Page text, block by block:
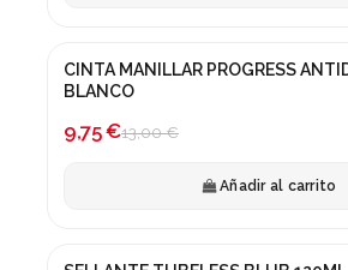
¡En oferta!
CINTA MANILLAR PROGRESS
BLANCO
9,75 €13,00 €
Añadir al carrito